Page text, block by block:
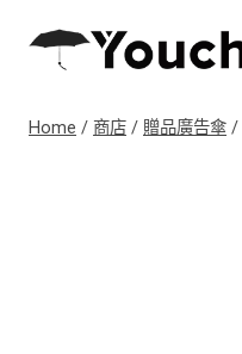
Home / 商店 / 贈品廣告傘 /